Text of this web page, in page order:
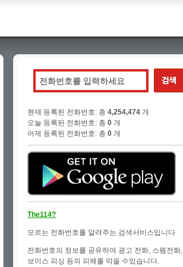
현재 등록된 전화번호: 총 4,254,474 개
오늘 등록된 전화번호: 총 0 개
어제 등록된 전화번호: 총 0 개
The114?
모르는 전화번호를 알려주는 검색서비스입니다
전화번호의 정보를 공유하여 광고 전화, 스팸전화,
보이스 피싱 등의 피해를 막을 수있습니다.